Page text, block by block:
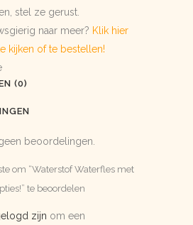
stel ze gerust.
naar meer? Klik hier
kijken of te bestellen!
(0)
beoordelingen.
om “Waterstof Waterfles met
te beoordelen
zijn om een